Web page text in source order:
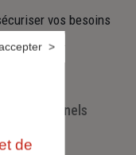
vos besoins
de demain.
de